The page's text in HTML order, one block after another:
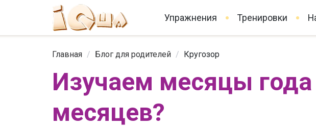
Упражнения Тренировки
Главная / Блог для родителей / Кругозор
Изучаем месяцы
месяцев?